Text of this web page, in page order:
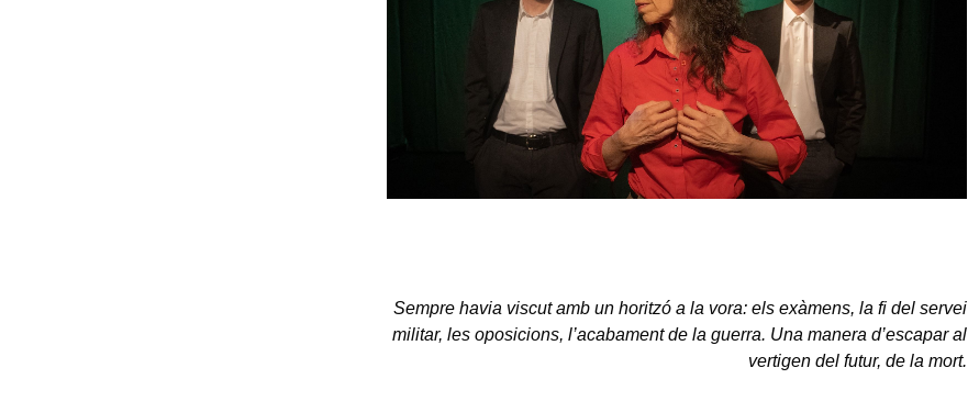
Sempre havia viscut amb un horitzó a la vora: els exàmens, la fi del servei
militar, les oposicions, l’acabament de la guerra. Una manera d’escapar al
vertigen del futur, de la mort.